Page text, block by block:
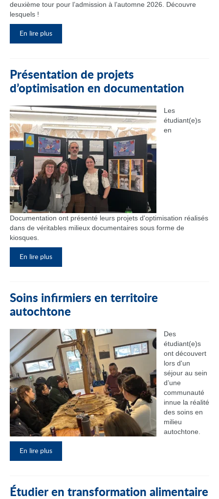
deuxième tour pour l’admission à l’automne 2026. Découvre
lesquels !
En lire plus
Présentation de projets
d’optimisation en documentation
Les
étudiant(e)s
en
Documentation ont présenté leurs projets d'optimisation réalisés
dans de véritables milieux documentaires sous forme de
kiosques.
En lire plus
Soins infirmiers en territoire
autochtone
Des
étudiant(e)s
ont découvert
lors d'un
séjour au sein
d’une
communauté
innue la réalité
des soins en
milieu
autochtone.
En lire plus
Étudier en transformation alimentaire